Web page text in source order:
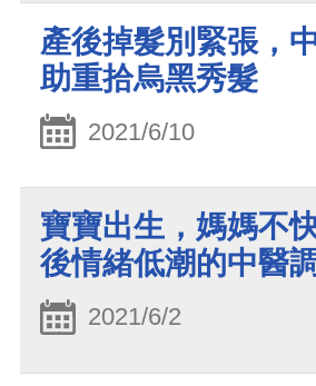
產後掉髮別緊張，
助重拾烏黑秀髮
2021/6/10
寶寶出生，媽媽不
後情緒低潮的中醫
2021/6/2